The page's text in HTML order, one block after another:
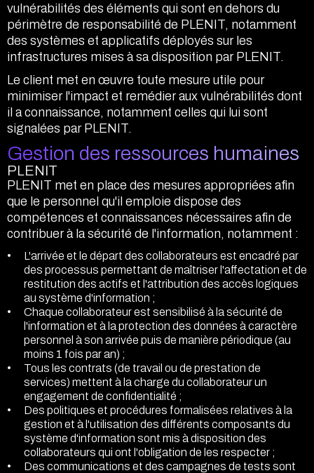
vulnérabilités des éléments qui sont en dehors du
périmètre de responsabilité de PLENIT, notamment
des systèmes et applicatifs déployés sur les
infrastructures mises à sa disposition par PLENIT.
Le client met en œuvre toute mesure utile pour
minimiser l'impact et remédier aux vulnérabilités dont
il a connaissance, notamment celles qui lui sont
signalées par PLENIT.
Gestion des ressources humaines
PLENIT
PLENIT met en place des mesures appropriées afin
que le personnel qu'il emploie dispose des
compétences et connaissances nécessaires afin de
contribuer à la sécurité de l'information, notamment :
L'arrivée et le départ des collaborateurs est encadré par
des processus permettant de maîtriser l'affectation et de
restitution des actifs et l'attribution des accès logiques
au système d'information ;
Chaque collaborateur est sensibilisé à la sécurité de
l'information et à la protection des données à caractère
personnel à son arrivée puis de manière périodique (au
moins 1 fois par an) ;
Tous les contrats (de travail ou de prestation de
services) mettent à la charge du collaborateur un
engagement de confidentialité ;
Des politiques et procédures formalisées relatives à la
gestion et à l'utilisation des différents composants du
système d'information sont mis à disposition des
collaborateurs qui ont l'obligation de les respecter ;
Des communications et des campagnes de tests sont